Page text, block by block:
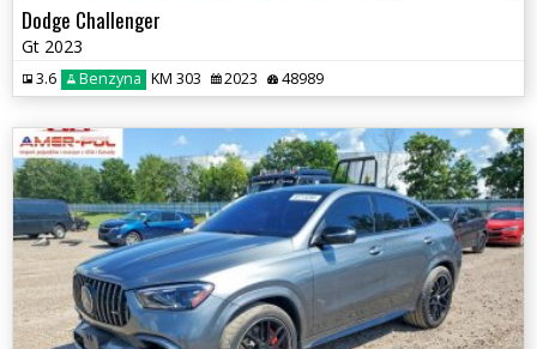
Dodge Challenger
Gt 2023
3.6 Benzyna KM 303 2023 48989